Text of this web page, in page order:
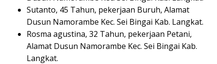
Sutanto, 45 Tahun, pekerjaan Buruh, Alamat
Dusun Namorambe Kec. Sei Bingai Kab. Langkat.
Rosma agustina, 32 Tahun, pekerjaan Petani,
Alamat Dusun Namorambe Kec. Sei Bingai Kab.
Langkat.